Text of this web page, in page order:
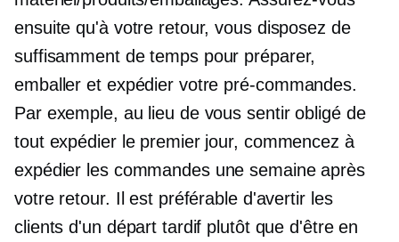
ensuite qu'à votre retour, vous disposez de
suffisamment de temps pour préparer,
emballer et expédier votre pré-commandes.
Par exemple, au lieu de vous sentir obligé de
tout expédier le premier jour, commencez à
expédier les commandes une semaine après
votre retour. Il est préférable d'avertir les
clients d'un départ tardif plutôt que d'être en